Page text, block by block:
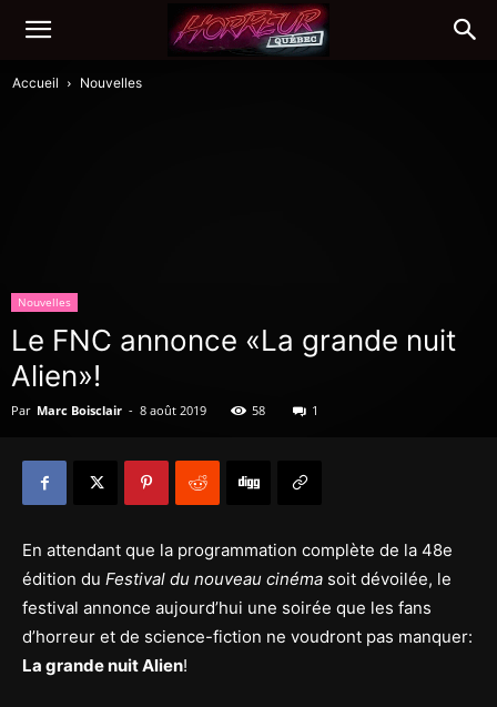
Accueil Nouvelles
Nouvelles
Le FNC annonce «La grande nuit
Alien»!
Par Marc Boisclair - 8 août 2019 58 1
En attendant que la programmation complète de la 48e
édition du Festival du nouveau cinéma soit dévoilée, le
festival annonce aujourd’hui une soirée que les fans
d’horreur et de science-fiction ne voudront pas manquer:
La grande nuit Alien!